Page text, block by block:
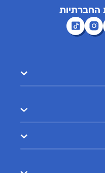
החברתיות